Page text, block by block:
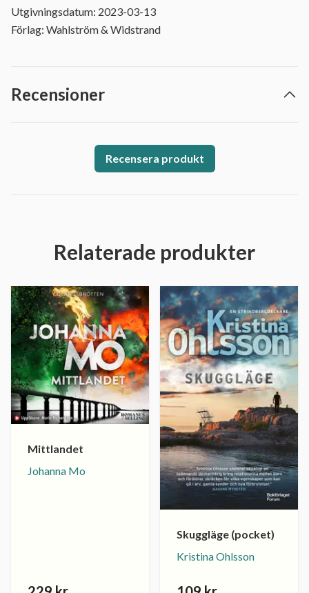
Utgivningsdatum: 2023-03-13
Förlag: Wahlström & Widstrand
Recensioner
Recensera produkt
Relaterade produkter
Mittlandet
Johanna Mo
Skuggläge (pocket)
Kristina Ohlsson